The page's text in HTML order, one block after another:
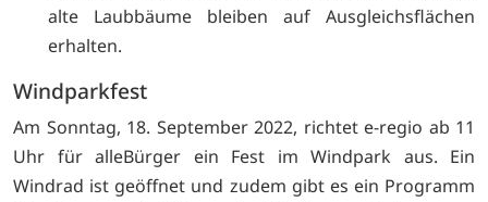
alte Laubbäume bleiben auf Ausgleichsflächen
erhalten.
Windparkfest
Am Sonntag, 18. September 2022, richtet e-regio ab 11
Uhr für alleBürger ein Fest im Windpark aus. Ein
Windrad ist geöffnet und zudem gibt es ein Programm